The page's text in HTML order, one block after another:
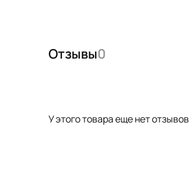
Отзывы0
У этого товара еще нет отзывов